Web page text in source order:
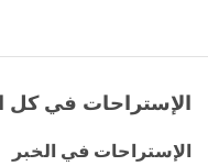
الإستراحات في كل
الإستراحات في الخبر